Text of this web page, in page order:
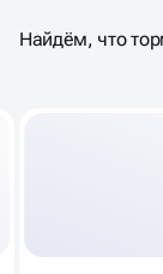
Найдём, что